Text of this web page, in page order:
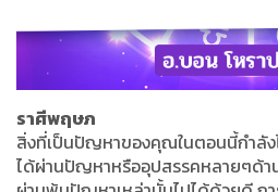
ราศีพฤษภ
สิ่งที่เป็นปัญหาของคุณในตอนนี้กำลัง
ได้ผ่านปัญหาหรืออุปสรรคหลายๆด้